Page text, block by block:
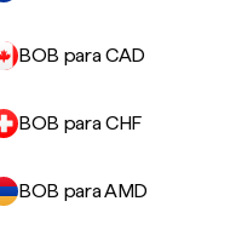
BOB para CAD
BOB para CHF
BOB para AMD